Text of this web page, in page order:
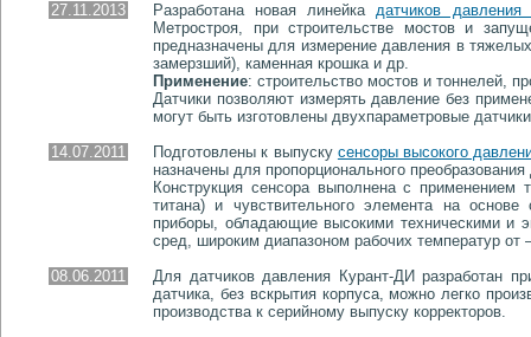
27.11.2013
Разработана новая линейкадатчиков
Метростроя, при строительстве мостов и
предназначены для измерение давления в
замерзший), каменная крошка и др.
Применение: строительство мостов и тоннелей,
Датчики позволяют измерять давление без
могут быть изготовлены двухпараметровые
14.07.2011
Подготовлены к выпуску сенсоры высокого
наз­на­чены для пропорционального
Конструкция сенсора выполнена с при­ме­не­ни­ем
титана) и чув­стви­тель­ного элемента на
приборы, обла­даю­щие высокими техническими и
сред, широким диа­па­зо­ном рабочих тем­пе­ра­тур от
08.06.2011
Для датчиков давления Курант-ДИ разработан
датчика, без вскрытия корпуса, можно легко
производства к серийному выпуску корректоров.